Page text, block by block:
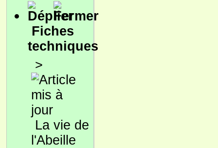
Fiches
techniques
>
La vie de
l'Abeille